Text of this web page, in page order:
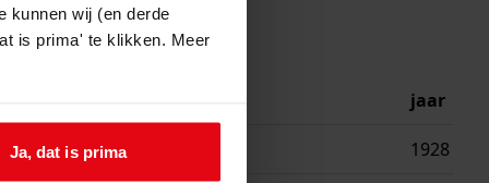
kunnen wij (en derde
is prima' te klikken. Meer
Ja, dat is prima
jaar
1928